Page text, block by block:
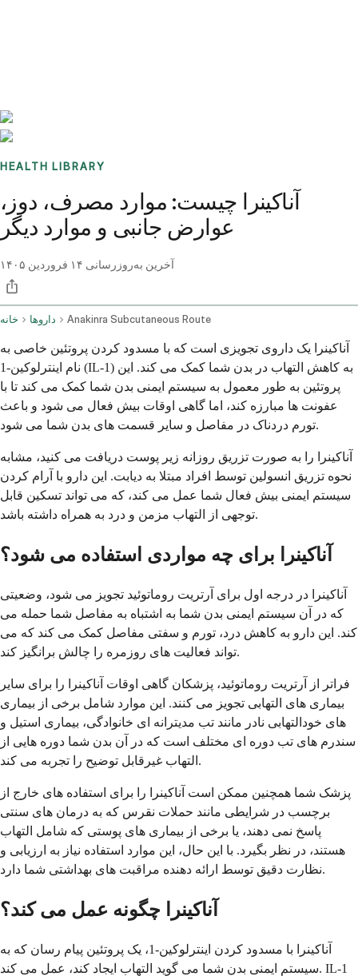
HEALTH LIBRARY
آناکينرا چيست: موارد مصرف، دوز،
عوارض جانبی و موارد دیگر
آخرین به‌روزرسانی ۱۴ فروردین ۱۴۰۵
خانه داروها Anakinra Subcutaneous Route
آناکينرا یک داروی تجویزی است که با مسدود کردن پروتئین خاصی به
نام اینترلوکین-1 (IL-1) به کاهش التهاب در بدن شما کمک می کند. این
پروتئین به طور معمول به سیستم ایمنی بدن شما کمک می کند تا با
عفونت ها مبارزه کند، اما گاهی اوقات بیش فعال می شود و باعث
تورم دردناک در مفاصل و سایر قسمت های بدن شما می شود.
آناکينرا را به صورت تزریق روزانه زیر پوست دریافت می کنید، مشابه
نحوه تزریق انسولین توسط افراد مبتلا به دیابت. این دارو با آرام کردن
سیستم ایمنی بیش فعال شما عمل می کند، که می تواند تسکین قابل
توجهی از التهاب مزمن و درد به همراه داشته باشد.
آناکينرا برای چه مواردی استفاده می شود؟
آناکينرا در درجه اول برای آرتریت روماتوئید تجویز می شود، وضعیتی
که در آن سیستم ایمنی بدن شما به اشتباه به مفاصل شما حمله می
کند. این دارو به کاهش درد، تورم و سفتی مفاصل کمک می کند که می
تواند فعالیت های روزمره را چالش برانگیز کند.
فراتر از آرتریت روماتوئید، پزشکان گاهی اوقات آناکينرا را برای سایر
بیماری های التهابی تجویز می کنند. این موارد شامل برخی از بیماری
های خودالتهابی نادر مانند تب مدیترانه ای خانوادگی، بیماری استیل و
سندرم های تب دوره ای مختلف است که در آن بدن شما دوره هایی از
التهاب غیرقابل توضیح را تجربه می کند.
پزشک شما همچنین ممکن است آناکينرا را برای استفاده های خارج از
برچسب در شرایطی مانند حملات نقرس که به درمان های سنتی
پاسخ نمی دهند، یا برخی از بیماری های پوستی که شامل التهاب
هستند، در نظر بگیرد. با این حال، این موارد استفاده نیاز به ارزیابی و
نظارت دقیق توسط ارائه دهنده مراقبت های بهداشتی شما دارد.
آناکينرا چگونه عمل می کند؟
آناکينرا با مسدود کردن اینترلوکین-1، یک پروتئین پیام رسان که به
سیستم ایمنی بدن شما می گوید التهاب ایجاد کند، عمل می کند. IL-1